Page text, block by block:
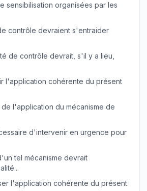
sensibilisation organisées par les
contrôle devraient s'entraider
de contrôle devrait, s'il y a lieu,
l'application cohérente du présent
l'application du mécanisme de
d'intervenir en urgence pour
tel mécanisme devrait
l'application cohérente du présent